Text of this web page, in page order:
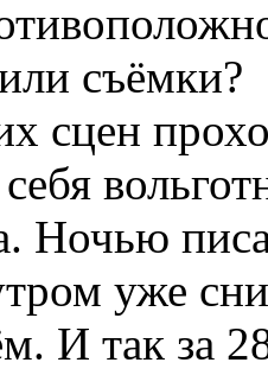
съёмки?
сцен
себя
Ночью
уже
И так за